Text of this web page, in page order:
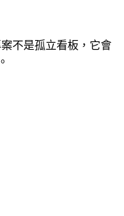
不是孤立看板，它會